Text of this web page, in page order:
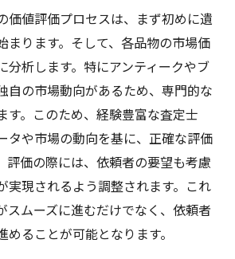
価値評価プロセスは、まず初めに遺
まります。そして、各品物の市場価
分析します。特にアンティークやブ
自の市場動向があるため、専門的な
す。このため、経験豊富な査定士
タや市場の動向を基に、正確な評価
評価の際には、依頼者の要望も考慮
実現されるよう調整されます。これ
スムーズに進むだけでなく、依頼者
ることが可能となります。